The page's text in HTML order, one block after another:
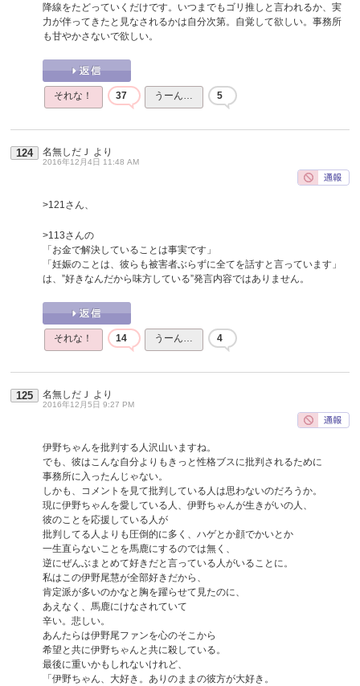
降線をたどっていくだけです。いつまでもゴリ推しと言われるか、実
力が伴ってきたと見なされるかは自分次第。自覚して欲しい。事務所
も甘やかさないで欲しい。
それな！ 37 うーん… 5
124 名無しだＪ より
2016年12月4日 11:48 AM
>121さん、
>113さんの
「お金で解決していることは事実です」
「妊娠のことは、彼らも被害者ぶらずに全てを話すと言っています」
は、”好きなんだから味方している”発言内容ではありません。
それな！ 14 うーん… 4
125 名無しだＪ より
2016年12月5日 9:27 PM
伊野ちゃんを批判する人沢山いますね。
でも、彼はこんな自分よりもきっと性格ブスに批判されるために
事務所に入ったんじゃない。
しかも、コメントを見て批判している人は思わないのだろうか。
現に伊野ちゃんを愛している人、伊野ちゃんが生きがいの人、
彼のことを応援している人が
批判してる人よりも圧倒的に多く、ハゲとか顔でかいとか
一生直らないことを馬鹿にするのでは無く、
逆にぜんぶまとめて好きだと言っている人がいることに。
私はこの伊野尾慧が全部好きだから、
肯定派が多いのかなと胸を躍らせて見たのに、
あえなく、馬鹿にけなされていて
辛い。悲しい。
あんたらは伊野尾ファンを心のそこから
希望と共に伊野ちゃんと共に殺している。
最後に重いかもしれないけれど、
「伊野ちゃん、大好き。ありのままの彼方が大好き。